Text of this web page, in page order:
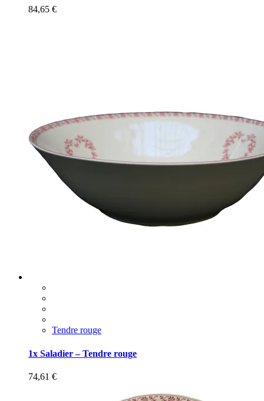
84,65 €
Tendre rouge
1x Saladier – Tendre rouge
74,61 €